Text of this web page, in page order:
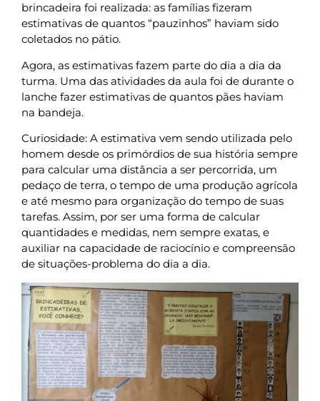
brincadeira foi realizada: as famílias fizeram
estimativas de quantos “pauzinhos” haviam sido
coletados no pátio.
Agora, as estimativas fazem parte do dia a dia da
turma. Uma das atividades da aula foi de durante o
lanche fazer estimativas de quantos pães haviam
na bandeja.
Curiosidade: A estimativa vem sendo utilizada pelo
homem desde os primórdios de sua história sempre
para calcular uma distância a ser percorrida, um
pedaço de terra, o tempo de uma produção agrícola
e até mesmo para organização do tempo de suas
tarefas. Assim, por ser uma forma de calcular
quantidades e medidas, nem sempre exatas, e
auxiliar na capacidade de raciocínio e compreensão
de situações-problema do dia a dia.